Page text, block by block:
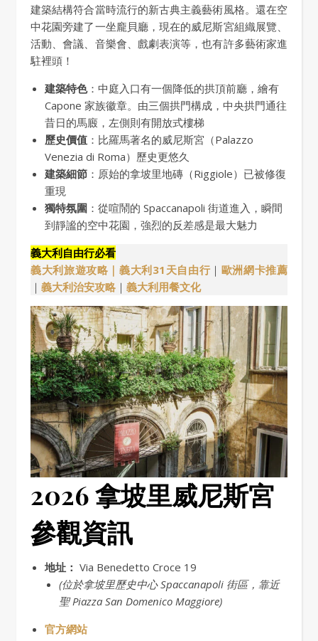
建築結構符合當時流行的新古典主義藝術風格。還在空
中花園旁建了一坐龐貝廳，現在的威尼斯宮組織展覽、
活動、會議、音樂會、戲劇表演等，也有許多藝術家進
駐裡頭！
建築特色：中庭入口有一個降低的拱頂前廳，繪有
Capone 家族徽章。由三個拱門構成，中央拱門通往
昔日的馬廄，左側則有開放式樓梯
歷史價值 ：比羅馬著名的威尼斯宮（Palazzo
Venezia di Roma）歷史更悠久
建築細節 ：原始的拿坡里地磚（Riggiole）已被修復
重現
獨特氛圍 ：從喧鬧的 Spaccanapoli 街道進入，瞬間
到靜謐的空中花園，強烈的反差感是最大魅力
義大利自由行必看
義大利旅遊攻略｜義大利31天自由行｜ 歐洲網卡推薦
｜ 義大利治安攻略 ｜ 義大利用餐文化
2026 拿坡里威尼斯宮
參觀資訊
地址： Via Benedetto Croce 19
(位於拿坡里歷史中心 Spaccanapoli 街區，靠近
聖 Piazza San Domenico Maggiore)
官方網站